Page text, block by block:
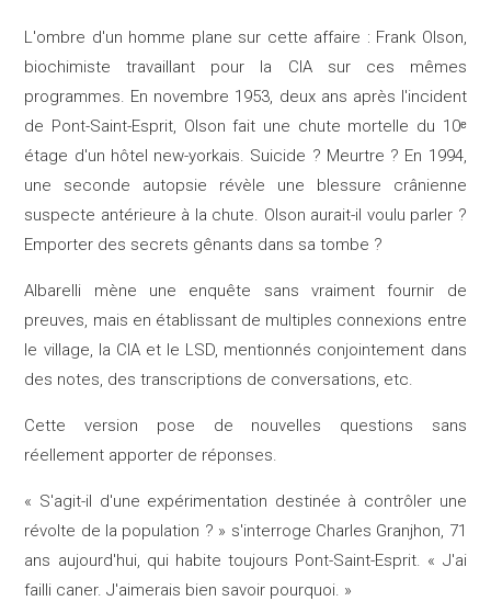
L'ombre d'un homme plane sur cette affaire : Frank Olson,
biochimiste travaillant pour la CIA sur ces mêmes
programmes. En novembre 1953, deux ans après l'incident
de Pont-Saint-Esprit, Olson fait une chute mortelle du 10ᵉ
étage d'un hôtel new-yorkais. Suicide ? Meurtre ? En 1994,
une seconde autopsie révèle une blessure crânienne
suspecte antérieure à la chute. Olson aurait-il voulu parler ?
Emporter des secrets gênants dans sa tombe ?​
Albarelli mène une enquête sans vraiment fournir de
preuves, mais en établissant de multiples connexions entre
le village, la CIA et le LSD, mentionnés conjointement dans
des notes, des transcriptions de conversations, etc.
Cette version pose de nouvelles questions sans
réellement apporter de réponses.
« S'agit-il d'une expérimentation destinée à contrôler une
révolte de la population ? » s'interroge Charles Granjhon, 71
ans aujourd'hui, qui habite toujours Pont-Saint-Esprit. « J'ai
failli caner. J'aimerais bien savoir pourquoi. »